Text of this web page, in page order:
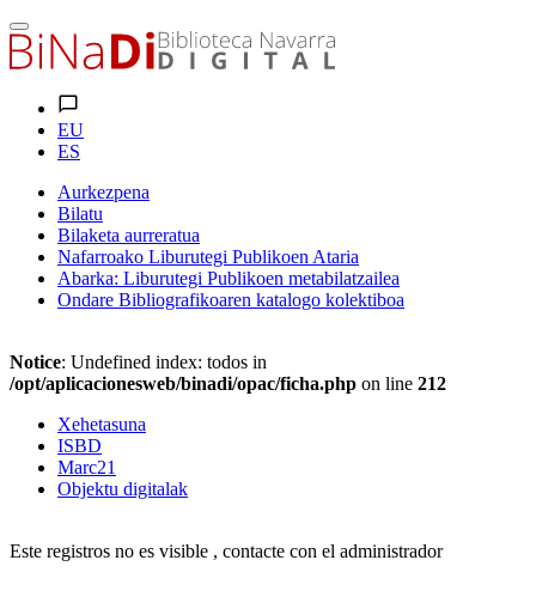
EU
ES
Aurkezpena
Bilatu
Bilaketa aurreratua
Nafarroako Liburutegi Publikoen Ataria
Abarka: Liburutegi Publikoen metabilatzailea
Ondare Bibliografikoaren katalogo kolektiboa
Notice: Undefined index: todos in
/opt/aplicacionesweb/binadi/opac/ficha.php on line 212
Xehetasuna
ISBD
Marc21
Objektu digitalak
Este registros no es visible , contacte con el administrador